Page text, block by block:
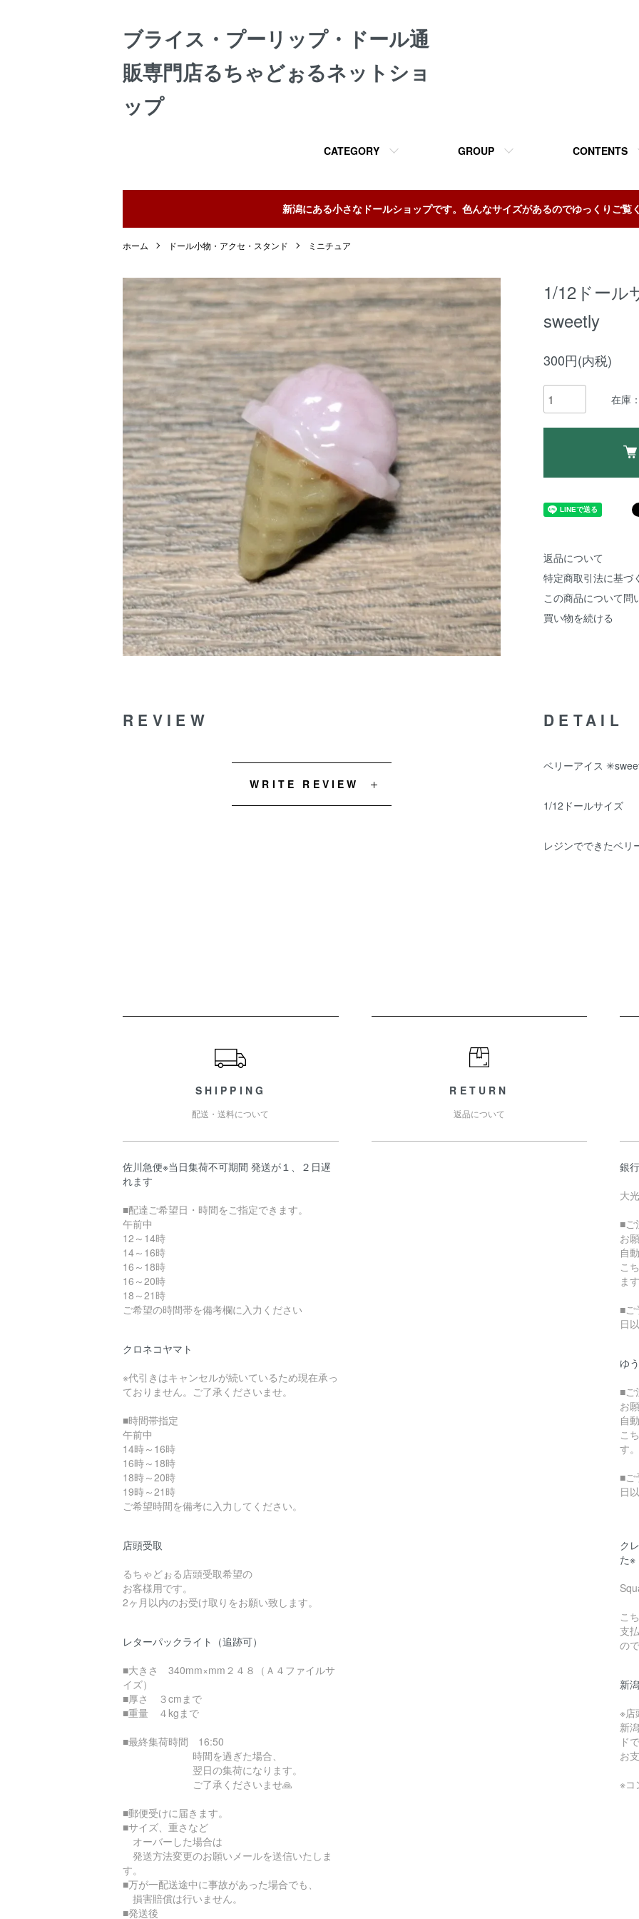
ブライス・プーリップ・ドール通
販専門店るちゃどぉるネットショ
ップ
CATEGORY GROUP CONTENTS
新潟にある小さなドールショップです。色んなサイズがあるのでゆっくりご覧
ホーム ドール小物・アクセ・スタンド ミニチュア
1/12ドール
sweetly
300円(内税)
在庫
返品について
特定商取引法に基づ
この商品について問
買い物を続ける
DETAIL
ベリーアイス
1/12ドールサイズ
レジンでできたベリ
REVIEW
WRITE REVIEW
SHIPPING
配送・送料について
佐川急便※当日集荷不可期間 発送が１、２日遅
れます
■配達ご希望日・時間をご指定できます。
午前中
12～14時
14～16時
16～18時
16～20時
18～21時
ご希望の時間帯を備考欄に入力ください
クロネコヤマト
※代引きはキャンセルが続いているため現在承っ
ておりません。ご了承くださいませ。
■時間帯指定
午前中
14時～16時
16時～18時
18時～20時
19時～21時
ご希望時間を備考に入力してください。
店頭受取
るちゃどぉる店頭受取希望の
お客様用です。
2ヶ月以内のお受け取りをお願い致します。
レターパックライト（追跡可）
■大きさ 340mm×mm２４８（Ａ４ファイルサ
イズ）
■厚さ ３cmまで
■重量 ４kgまで
■最終集荷時間 16:50
時間を過ぎた場合、
翌日の集荷になります。
ご了承くださいませ🙏
■郵便受けに届きます。
■サイズ、重さなど
オーバーした場合は
発送方法変更のお願いメールを送信いたしま
す。
■万が一配送途中に事故があった場合でも、
損害賠償は行いません。
■発送後
RETURN
返品について
銀
大
■ご
お
自
こ
ます
■ご
日
ゆ
■ご
お
自
こ
す。
■ご
日
ク
た※
こ
支
の
新
※店
新
ドで
お
※コ